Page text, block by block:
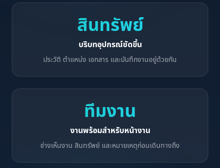
สินทรัพย์
บริบทอุปกรณ์ชัดขึ้น
ประวัติ ตำแหน่ง เอกสาร และบันทึกงานอยู่ด้วยกัน
ทีมงาน
งานพร้อมสำหรับหน้างาน
ช่างเห็นงาน สินทรัพย์ และหมายเหตุก่อนเดินทางถึง